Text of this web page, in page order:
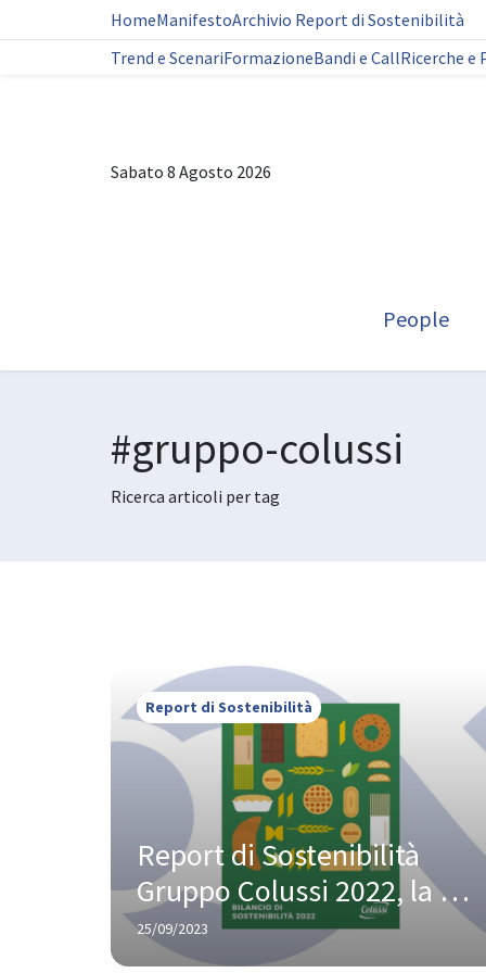
HomeManifestoArchivio Report di Sostenibilità
Trend e ScenariFormazioneBandi e CallRicerche e
Sabato 8 Agosto 2026
People
#gruppo-colussi
Ricerca articoli per tag
Report di Sostenibilità
Report di Sostenibilità
Gruppo Colussi 2022, la
produzione alimentare
responsabile al centro
25/09/2023